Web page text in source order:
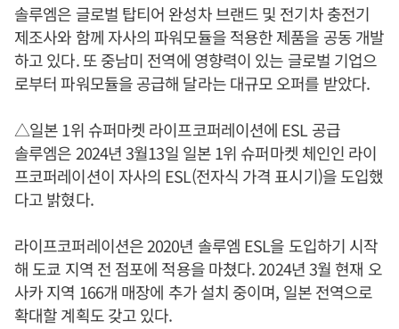
솔루엠은 글로벌 탑티어 완성차 브랜드 및 전기차 충전기
제조사와 함께 자사의 파워모듈을 적용한 제품을 공동 개발
하고 있다. 또 중남미 전역에 영향력이 있는 글로벌 기업으
로부터 파워모듈을 공급해 달라는 대규모 오퍼를 받았다.
△일본 1위 슈퍼마켓 라이프코퍼레이션에 ESL 공급
솔루엠은 2024년 3월13일 일본 1위 슈퍼마켓 체인인 라이
프코퍼레이션이 자사의 ESL(전자식 가격 표시기)을 도입했
다고 밝혔다.
라이프코퍼레이션은 2020년 솔루엠 ESL을 도입하기 시작
해 도쿄 지역 전 점포에 적용을 마쳤다. 2024년 3월 현재 오
사카 지역 166개 매장에 추가 설치 중이며, 일본 전역으로
확대할 계획도 갖고 있다.